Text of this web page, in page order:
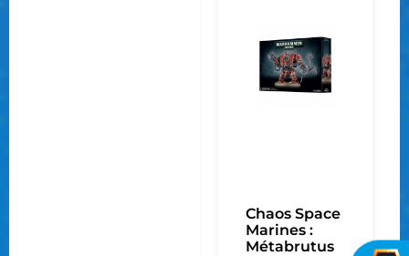
Chaos Space
Marines :
Métabrutus